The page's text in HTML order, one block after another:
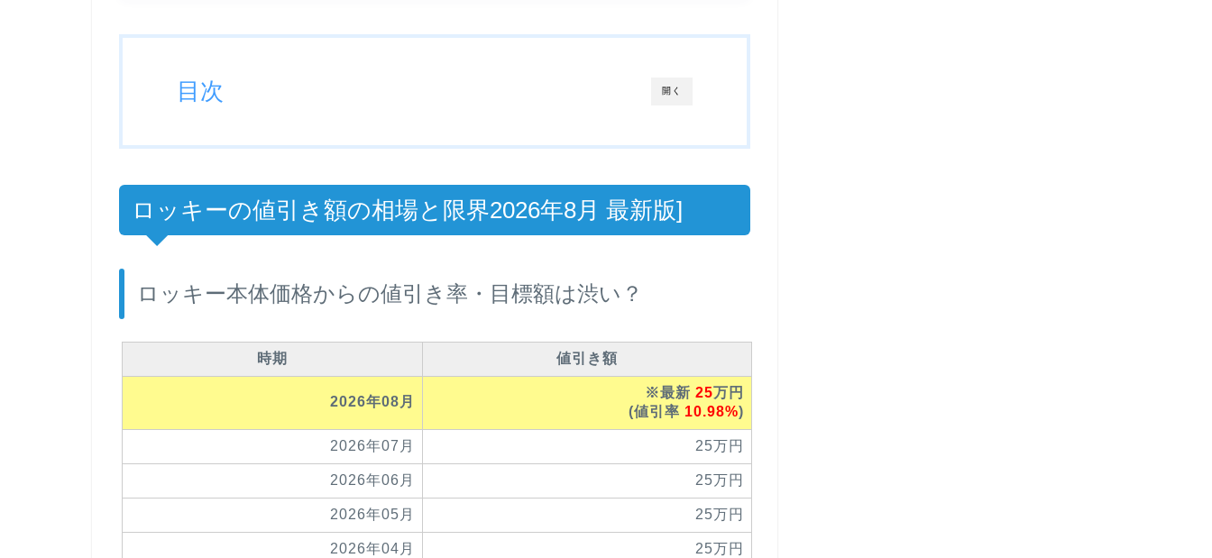
開く
目次
ロッキーの値引き額の相場と限界2026年8月 最新版]
ロッキー本体価格からの値引き率・目標額は渋い？
時期 値引き額
2026年08月
※最新 25万円
(値引率 10.98%)
2026年07月 25万円
2026年06月 25万円
2026年05月 25万円
2026年04月 25万円